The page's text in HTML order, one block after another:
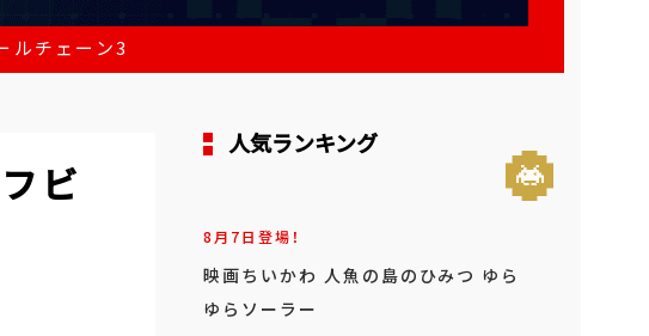
ルチェーン3
ビ
人気ランキング
8月7日登場！
映画ちいかわ 人魚の島のひみつ ゆら
ゆらソーラー